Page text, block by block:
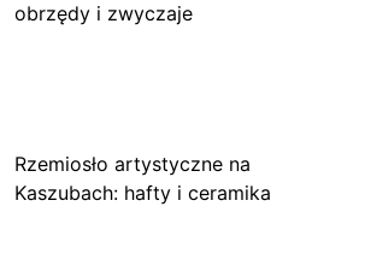
obrzędy i zwyczaje
Rzemiosło artystyczne na
Kaszubach: hafty i ceramika